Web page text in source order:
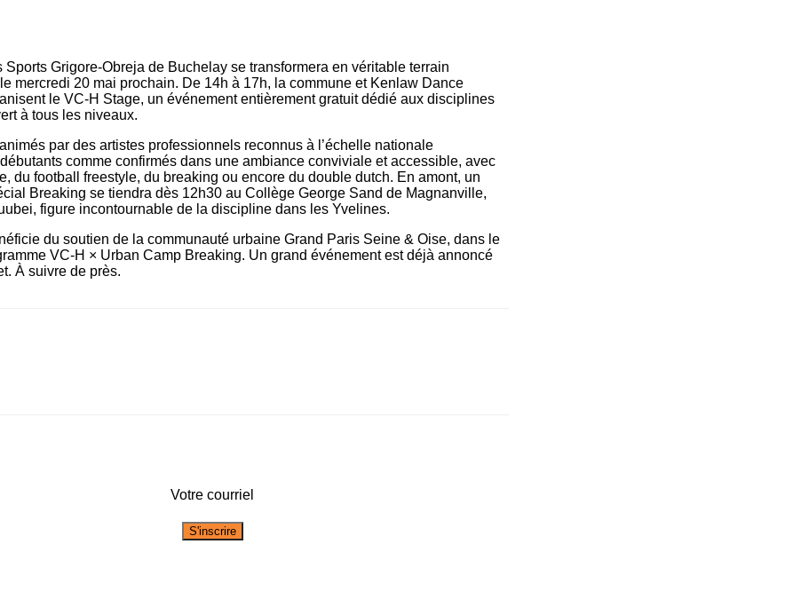
Sports Grigore-Obreja de Buchelay se transformera en véritable terrain
mercredi 20 mai prochain. De 14h à 17h, la commune et Kenlaw Dance
le VC-H Stage, un événement entièrement gratuit dédié aux disciplines
à tous les niveaux.
par des artistes professionnels reconnus à l’échelle nationale
comme confirmés dans une ambiance conviviale et accessible, avec
du football freestyle, du breaking ou encore du double dutch. En amont, un
Breaking se tiendra dès 12h30 au Collège George Sand de Magnanville,
figure incontournable de la discipline dans les Yvelines.
du soutien de la communauté urbaine Grand Paris Seine & Oise, dans le
VC-H × Urban Camp Breaking. Un grand événement est déjà annoncé
À suivre de près.
Votre courriel